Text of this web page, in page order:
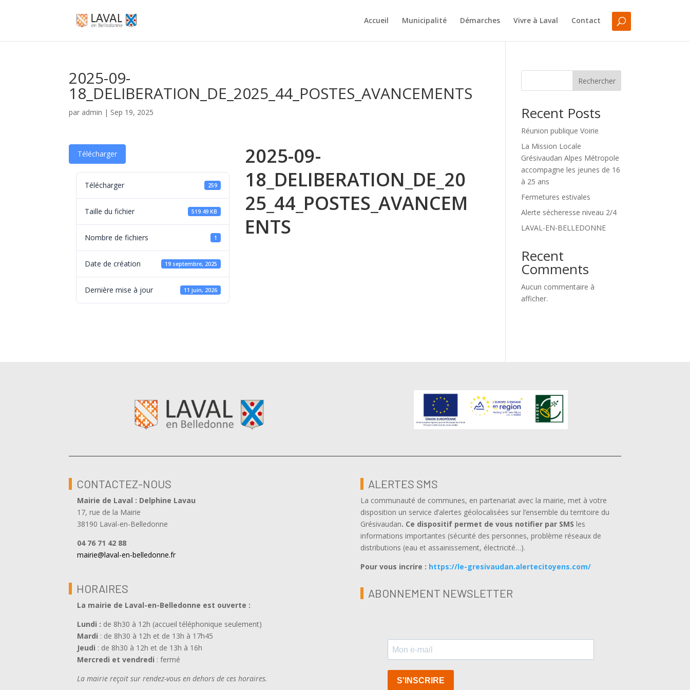
Accueil Municipalité Démarches Vivre à Laval Contact
2025-09-
18_DELIBERATION_DE_2025_44_POSTES_AVANCEMENTS
par admin | Sep 19, 2025
Télécharger
Télécharger 259
Taille du fichier 519.49 KB
Nombre de fichiers 1
Date de création 19 septembre, 2025
Dernière mise à jour 11 juin, 2026
2025-09-
18_DELIBERATION_DE_20
25_44_POSTES_AVANCEM
ENTS
Rechercher
Recent Posts
Réunion publique Voirie
La Mission Locale
Grésivaudan Alpes Métropole
accompagne les jeunes de 16
à 25 ans
Fermetures estivales
Alerte sécheresse niveau 2/4
LAVAL-EN-BELLEDONNE
Recent
Comments
Aucun commentaire à
afficher.
CONTACTEZ-NOUS
Mairie de Laval : Delphine Lavau
17, rue de la Mairie
38190 Laval-en-Belledonne
04 76 71 42 88
mairie@laval-en-belledonne.fr
HORAIRES
La mairie de Laval-en-Belledonne est ouverte :
Lundi : de 8h30 à 12h (accueil téléphonique seulement)
Mardi : de 8h30 à 12h et de 13h à 17h45
Jeudi : de 8h30 à 12h et de 13h à 16h
Mercredi et vendredi : fermé
La mairie reçoit sur rendez-vous en dehors de ces horaires.
ALERTES SMS
La communauté de communes, en partenariat avec la mairie, met à votre
disposition un service d’alertes géolocalisées sur l’ensemble du territoire du
Grésivaudan. Ce dispositif permet de vous notifier par SMS les
informations importantes (sécurité des personnes, problème réseaux de
distributions (eau et assainissement, électricité…).
Pour vous incrire : https://le-gresivaudan.alertecitoyens.com/
ABONNEMENT NEWSLETTER